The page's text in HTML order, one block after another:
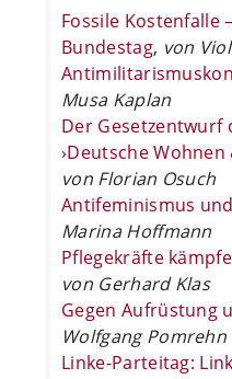
Fossile Kostenfalle
Bundestag, von
Musa Kaplan
Der Gesetzentwurf
›Deutsche Wohnen
von Florian Osuch
Antifeminismus
Marina Hoffmann
Pflegekräfte
von Gerhard Klas
Gegen Aufrüstung
Wolfgang Pomrehn
Linke-Parteitag: